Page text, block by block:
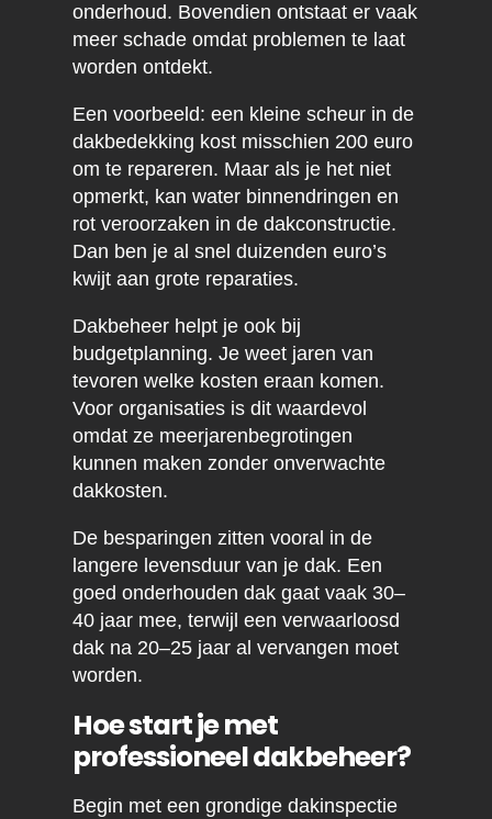
onderhoud. Bovendien ontstaat er vaak
meer schade omdat problemen te laat
worden ontdekt.
Een voorbeeld: een kleine scheur in de
dakbedekking kost misschien 200 euro
om te repareren. Maar als je het niet
opmerkt, kan water binnendringen en
rot veroorzaken in de dakconstructie.
Dan ben je al snel duizenden euro’s
kwijt aan grote reparaties.
Dakbeheer helpt je ook bij
budgetplanning. Je weet jaren van
tevoren welke kosten eraan komen.
Voor organisaties is dit waardevol
omdat ze meerjarenbegrotingen
kunnen maken zonder onverwachte
dakkosten.
De besparingen zitten vooral in de
langere levensduur van je dak. Een
goed onderhouden dak gaat vaak 30–
40 jaar mee, terwijl een verwaarloosd
dak na 20–25 jaar al vervangen moet
worden.
Hoe start je met
professioneel dakbeheer?
Begin met een grondige dakinspectie